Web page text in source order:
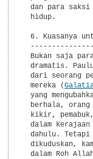
dan para saksi
  hidup.
6. Kuasanya
Bukan saja
dramatis.
dari seorang
  mereka (
yang
berhala, orang
kikir,
dalam kerajaan
dahulu. Tetapi
dikuduskan,
dalam Roh